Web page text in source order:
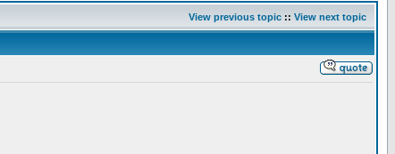
View previous topic :: View next topic